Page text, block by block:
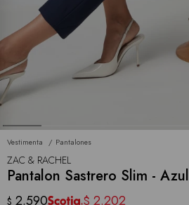
Vestimenta Pantalones
ZAC & RACHEL
Pantalon Sastrero Slim - Azul
$ 2.590 $ 2.202